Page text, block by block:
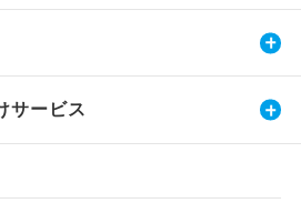
サービス